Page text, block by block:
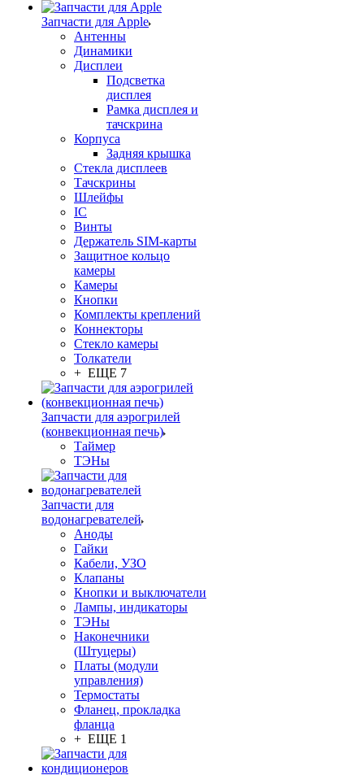
Запчасти для Apple
Антенны
Динамики
Дисплеи
Подсветка
дисплея
Рамка дисплея и
тачскрина
Корпуса
Задняя крышка
Стекла дисплеев
Тачскрины
Шлейфы
IC
Винты
Держатель SIM-карты
Защитное кольцо
камеры
Камеры
Кнопки
Комплекты креплений
Коннекторы
Стекло камеры
Толкатели
+ ЕЩЕ 7
Запчасти для аэрогрилей
(конвекционная печь)
Таймер
ТЭНы
Запчасти для
водонагревателей
Аноды
Гайки
Кабели, УЗО
Клапаны
Кнопки и выключатели
Лампы, индикаторы
ТЭНы
Наконечники
(Штуцеры)
Платы (модули
управления)
Термостаты
Фланец, прокладка
фланца
+ ЕЩЕ 1